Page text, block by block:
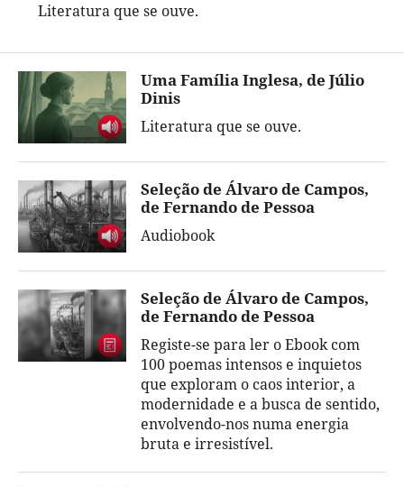
Literatura que se ouve.
Uma Família Inglesa, de Júlio
Dinis
Literatura que se ouve.
Seleção de Álvaro de Campos,
de Fernando de Pessoa
Audiobook
Seleção de Álvaro de Campos,
de Fernando de Pessoa
Registe-se para ler o Ebook com
100 poemas intensos e inquietos
que exploram o caos interior, a
modernidade e a busca de sentido,
envolvendo-nos numa energia
bruta e irresistível.